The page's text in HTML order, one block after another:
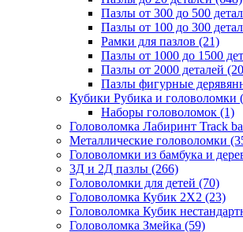
Пазлы от 300 до 500
Пазлы от 100 до 300
Рамки для пазлов (21)
Пазлы от 1000 до 1500
Пазлы от 2000 деталей
Пазлы фигурные
Кубики Рубика и головоломки
Наборы головоломок (1)
Головоломка Лабиринт Track
Металлические головоломки
Головоломки из бамбука и
3Д и 2Д пазлы (266)
Головоломки для детей (70)
Головоломка Кубик 2Х2 (23)
Головоломка Кубик
Головоломка Змейка (59)